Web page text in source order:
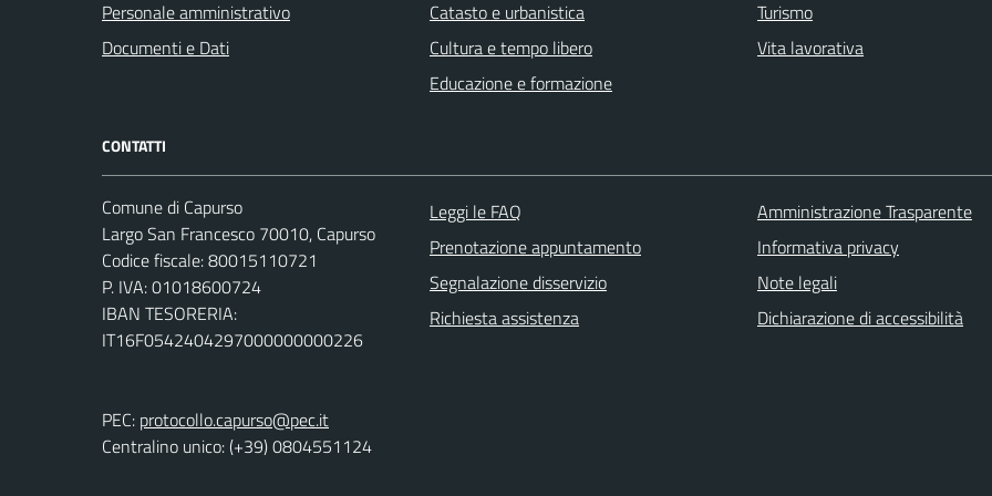
Personale amministrativo
Documenti e Dati
Catasto e urbanistica
Cultura e tempo libero
Educazione e formazione
Turismo
Vita lavorativa
CONTATTI
Comune di Capurso
Largo San Francesco 70010, Capurso
Codice fiscale: 80015110721
P. IVA: 01018600724
IBAN TESORERIA:
IT16F0542404297000000000226
PEC: protocollo.capurso@pec.it
Centralino unico: (+39) 0804551124
Leggi le FAQ
Prenotazione appuntamento
Segnalazione disservizio
Richiesta assistenza
Amministrazione Trasparente
Informativa privacy
Note legali
Dichiarazione di accessibilità